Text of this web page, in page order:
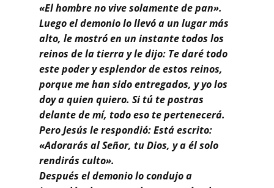
«El hombre no vive solamente de pan».
Luego el demonio lo llevó a un lugar más
alto, le mostró en un instante todos los
reinos de la tierra y le dijo: Te daré todo
este poder y esplendor de estos reinos,
porque me han sido entregados, y yo los
doy a quien quiero. Si tú te postras
delante de mí, todo eso te pertenecerá.
Pero Jesús le respondió: Está escrito:
«Adorarás al Señor, tu Dios, y a él solo
rendirás culto».
Después el demonio lo condujo a